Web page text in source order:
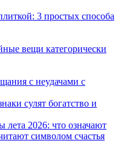
3 простых способа
вещи категорически
с неудачами с
сулят богатство и
2026: что означают
символом счастья